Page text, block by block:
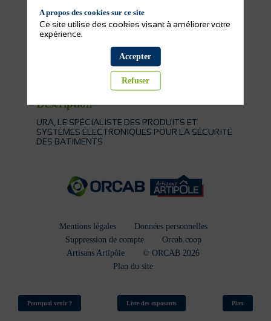
Partager mes informations
Activité(s) de l'exposant
Description
URA, LE SPÉCIALISTE DES PRODUITS ET
SYSTÈMES ÉLECTRONIQUES POUR LA SÉCURITÉ
DES BATIMENTS
Mentions légales
Données personnelles
Suppression de compte
Orcab.coop
Artisans Artipôle
© ORCAB 2026
Plan du site
Pourquoi venir ? Liste des exposants Plan
A propos des cookies sur ce site
Ce site utilise des cookies visant à améliorer votre
expérience.
Accepter
Refuser